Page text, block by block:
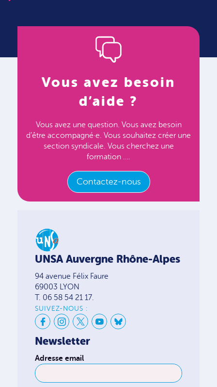
Vous avez besoin
d’aide ?
Vous avez une question. Vous avez besoin
d’être accompagné·e. Vous souhaitez créer une
section syndicale. Vous cherchez une
formation ….
Contactez-nous
UNSA Auvergne Rhône-Alpes
94 avenue Félix Faure
69003 LYON
T. 06 58 54 21 17.
SUIVEZ-NOUS :
Newsletter
Adresse email